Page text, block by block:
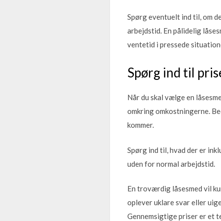
Spørg eventuelt ind til, om
arbejdstid. En pålidelig
ventetid i pressede
Spørg ind til
Når du skal vælge en
omkring omkostningerne.
kommer.
Spørg ind til, hvad der er
uden for normal arbejdstid.
En troværdig låsesmed vil
oplever uklare svar eller
Gennemsigtige priser er et